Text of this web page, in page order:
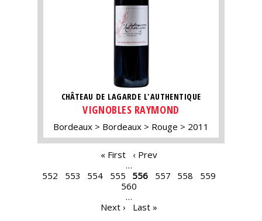
CHÂTEAU DE LAGARDE L'AUTHENTIQUE
VIGNOBLES RAYMOND
Bordeaux Bordeaux Rouge 2011
« First
‹ Prev
…
552
553 554 555 556 557 558
559
560
…
Next ›
Last »